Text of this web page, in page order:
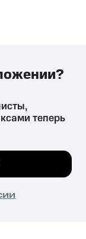
вред здоровью,
все
теперь